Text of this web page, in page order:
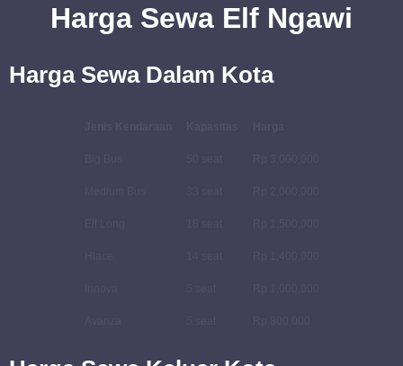
Harga Sewa Elf Ngawi
Harga Sewa Dalam Kota